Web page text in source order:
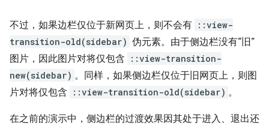
不过，如果边栏仅位于新网页上，则不会有 ::view-
transition-old(sidebar) 伪元素。由于侧边栏没有“旧”
图片，因此图片对将仅包含
::view-transition-
new(sidebar) 。同样，如果侧边栏仅位于旧网页上，则图
片对将仅包含
::view-transition-old(sidebar) 。
在之前的演示中，侧边栏的过渡效果因其处于进入、退出还